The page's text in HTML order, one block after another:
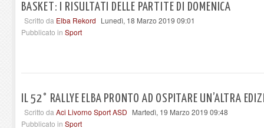
BASKET: I RISULTATI DELLE PARTITE DI DOMENICA
Scritto da Elba Rekord Lunedì, 18 Marzo 2019 09:01
Pubblicato in Sport
IL 52° RALLYE ELBA PRONTO AD OSPITARE UN’ALTRA
Scritto da Aci Livorno Sport ASD Martedì, 19 Marzo 2019 09:48
Pubblicato in Sport